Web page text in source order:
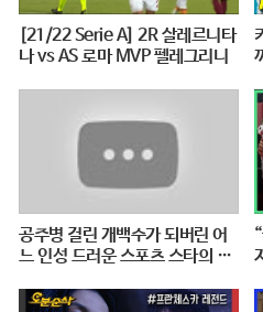
[21/22 Serie A] 2R 살레르니타
나 vs AS 로마 MVP 펠레그리니
공주병 걸린 개백수가 되버린 어
느 인성 드러운 스포츠 스타의 최